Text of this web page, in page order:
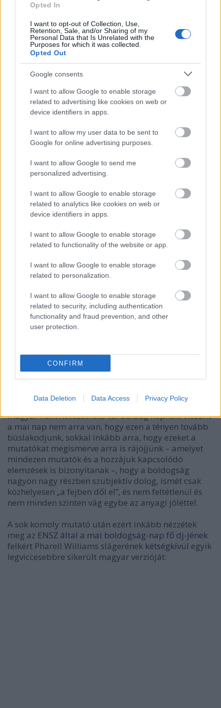
Opted In
I want to opt-out of Collection, Use,
Retention, Sale, and/or Sharing of my
Personal Data that Is Unrelated with the
Purposes for which it was collected.
Opted Out
Google consents
I want to allow Google to enable storage
related to advertising like cookies on web or
device identifiers in apps.
I want to allow my user data to be sent to
Google for online advertising purposes.
I want to allow Google to send me
personalized advertising.
I want to allow Google to enable storage
related to analytics like cookies on web or
device identifiers in apps.
I want to allow Google to enable storage
related to functionality of the website or app.
I want to allow Google to enable storage
related to personalization.
I want to allow Google to enable storage
related to security, including authentication
functionality and fraud prevention, and other
user protection.
CONFIRM
Data Deletion Data Access Privacy Policy
legutolsó, 2012-es felmérés
látványosan vizualizálvaérhetők el.) Ilyen emellett
például a 8+1 dimenziót vizsgáló életminőségi
mutatósor, amely olyan objektív faktorokat vizsgál,
mint az emberek anyagi helyzete, az egészségügy, az
oktatás színvonala, a szabadidő és a társas
kapcsolatok helyzete, a gazdasági és fizikai
biztonság, alapvető jogok és az életkörülmények,
valamint plusz egy szubjektív tényezőként a
mindennapok minősége” (
leginkább három területtelfügg össze: az élettel való
általános elégedettséggel; a pozitív érzések
hogy egy egyén mennyire érzi, hogy életének van
értelme (eudaimónia).
Úgy tűnik, nem cáfolunk rá a sok közhelyre a magyar
nép pesszimizmusával és búskomorságával
kapcsolatban: sajnos a legtöbb mutató alapján a
magyar nem nevezethető túl boldog népnek. Viszont
a mai nap nem arra van, hogy ezen a tényen tovább
búslakodjunk, sokkal inkább arra, hogy ezeket a
mutatókat megismerve arra is rájöjjünk – amelyet
mindezen mutatók és a hozzájuk kapcsolódó
elemzések is bizonyítanak –, hogy a boldogság
nagyon nagy részben szubjektív dolog, ismét csak
közhelyesen „a fejben dől el”, és nem feltétlenül és
nem minden szinten vág egybe az anyagi jóléttel.
A sok komoly mutató után ezért inkább nézzétek
meg az ENSZ által a mai boldogság-nap fő dj-jének
felkért Pharell Williams slágerének kétségkívül egyik
legviccesebbre sikerült magyar verzióját: